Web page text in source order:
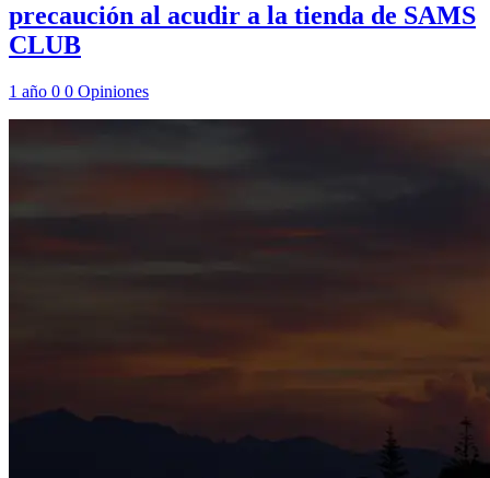
precaución al acudir a la tienda de SAMS
CLUB
1 año 0 0 Opiniones